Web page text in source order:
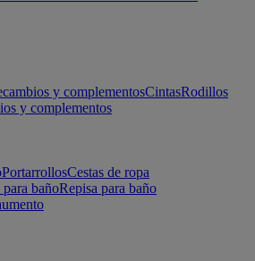
y complementosCintasRodillos
y complementos
PortarrollosCestas de ropa
bañoRepisa para baño